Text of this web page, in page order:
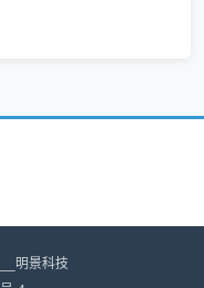
明景科技